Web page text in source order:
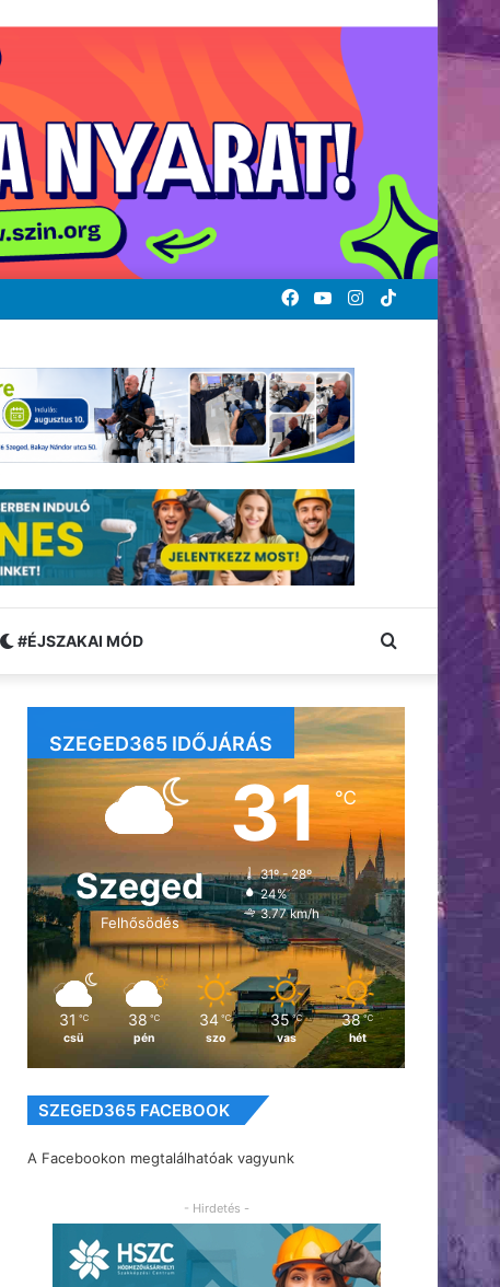
TikTok
Instagram
YouTube
Facebook
#ÉJSZAKAI MÓD Keresés:
SZEGED365 IDŐJÁRÁS
Szeged
Felhősödés
31℃
31º - 28º
24%
3.77 km/h
31 ℃
csü
38 ℃
pén
34 ℃
szo
35 ℃
vas
38 ℃
hét
SZEGED365 FACEBOOK
A Facebookon megtalálhatóak vagyunk
- Hirdetés -